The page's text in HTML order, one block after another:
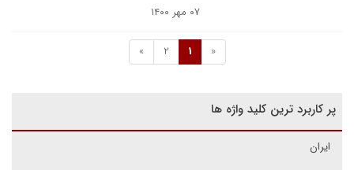
۰۷ مهر ۱۴۰۰
«
1
2
»
پر کاربرد ترین کلید واژه ها
ایران